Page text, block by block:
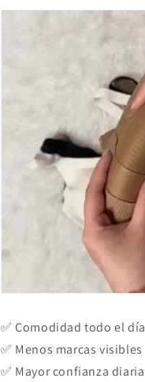
✅ Comodidad todo el día
✅ Menos marcas visibles
✅ Mayor confianza diaria